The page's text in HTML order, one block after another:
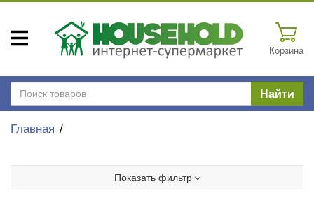
Корзина
Найти
Главная
Показать фильтр